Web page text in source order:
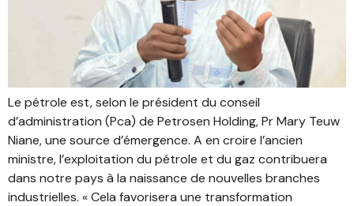
Le pétrole est, selon le président du conseil
d’administration (Pca) de Petrosen Holding, Pr Mary Teuw
Niane, une source d’émergence. A en croire l’ancien
ministre, l’exploitation du pétrole et du gaz contribuera
dans notre pays à la naissance de nouvelles branches
industrielles. « Cela favorisera une transformation